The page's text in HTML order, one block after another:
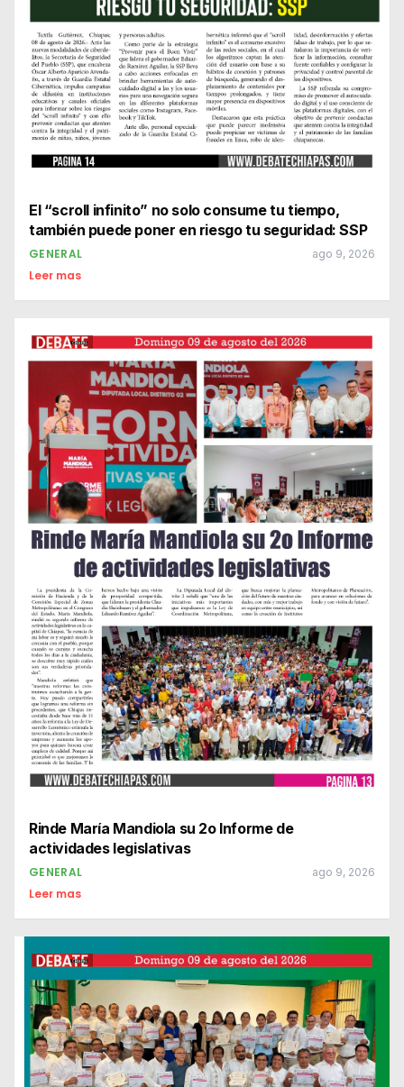
El “scroll infinito” no solo consume tu tiempo,
también puede poner en riesgo tu seguridad: SSP
GENERAL ago 9, 2026
Leer mas
Rinde María Mandiola su 2o Informe de
actividades legislativas
GENERAL ago 9, 2026
Leer mas